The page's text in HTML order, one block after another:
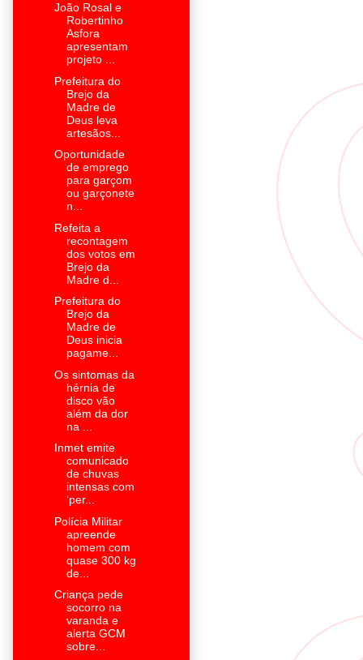
João Rosal e
Robertinho
Asfora
apresentam
projeto ...
Prefeitura do
Brejo da
Madre de
Deus leva
artesãos...
Oportunidade
de emprego
para garçom
ou garçonete
n...
Refeita a
recontagem
dos votos em
Brejo da
Madre d...
Prefeitura do
Brejo da
Madre de
Deus inicia
pagame...
Os sintomas da
hérnia de
disco vão
além da dor
na ...
Inmet emite
comunicado
de chuvas
intensas com
‘per...
Polícia Militar
apreende
homem com
quase 300 kg
de...
Criança pede
socorro na
varanda e
alerta GCM
sobre...